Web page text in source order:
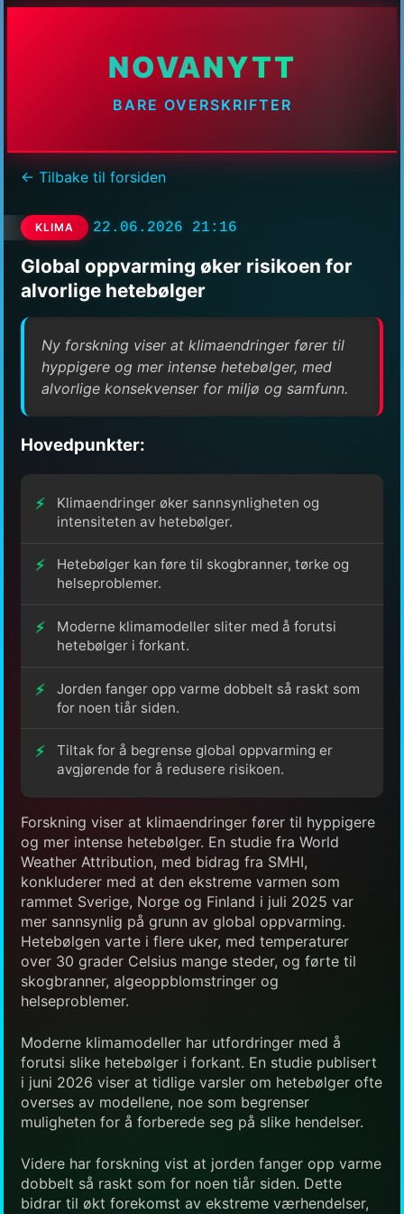
NOVANYTT
BARE OVERSKRIFTER
← Tilbake til forsiden
KLIMA 22.06.2026 21:16
Global oppvarming øker risikoen for
alvorlige hetebølger
Ny forskning viser at klimaendringer fører til
hyppigere og mer intense hetebølger, med
alvorlige konsekvenser for miljø og samfunn.
Hovedpunkter:
Klimaendringer øker sannsynligheten og
intensiteten av hetebølger.
Hetebølger kan føre til skogbranner, tørke og
helseproblemer.
Moderne klimamodeller sliter med å forutsi
hetebølger i forkant.
Jorden fanger opp varme dobbelt så raskt som
for noen tiår siden.
Tiltak for å begrense global oppvarming er
avgjørende for å redusere risikoen.
Forskning viser at klimaendringer fører til hyppigere
og mer intense hetebølger. En studie fra World
Weather Attribution, med bidrag fra SMHI,
konkluderer med at den ekstreme varmen som
rammet Sverige, Norge og Finland i juli 2025 var
mer sannsynlig på grunn av global oppvarming.
Hetebølgen varte i flere uker, med temperaturer
over 30 grader Celsius mange steder, og førte til
skogbranner, algeoppblomstringer og
helseproblemer.
Moderne klimamodeller har utfordringer med å
forutsi slike hetebølger i forkant. En studie publisert
i juni 2026 viser at tidlige varsler om hetebølger ofte
overses av modellene, noe som begrenser
muligheten for å forberede seg på slike hendelser.
Videre har forskning vist at jorden fanger opp varme
dobbelt så raskt som for noen tiår siden. Dette
bidrar til økt forekomst av ekstreme værhendelser,